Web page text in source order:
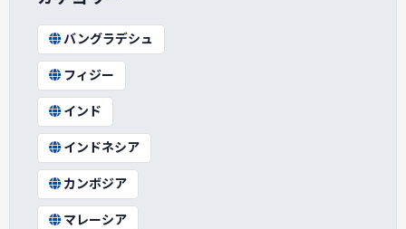
バングラデシュ
フィジー
インド
インドネシア
カンボジア
マレーシア